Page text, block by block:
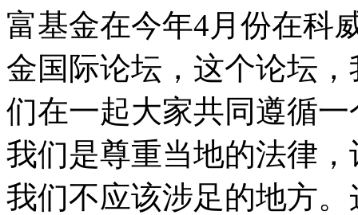
富基金在今年4月份在科
金国际论坛，这个论坛
们在一起大家共同遵循
我们是尊重当地的法律
我们不应该涉足的地方